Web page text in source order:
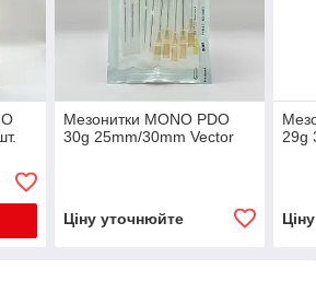
Мезонитки MONO PDO
30g 25mm/30mm Vector
Ціну уточнюйте
29g